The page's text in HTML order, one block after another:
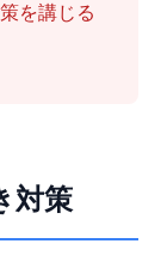
を講じる
対策